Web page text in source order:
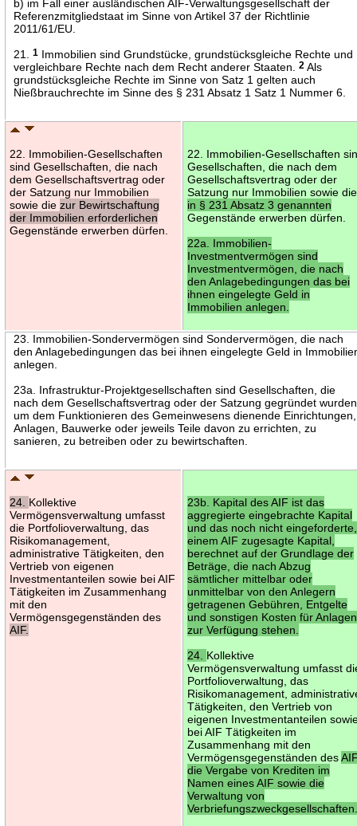
b) im Fall einer ausländischen AIF-Verwaltungsgesellschaft der
Referenzmitgliedstaat im Sinne von Artikel 37 der Richtlinie
2011/61/EU.
21.1 Immobilien sind Grundstücke, grundstücksgleiche Rechte und
vergleichbare Rechte nach dem Recht anderer Staaten.2 Als
grundstücksgleiche Rechte im Sinne von Satz 1 gelten auch
Nießbrauchrechte im Sinne des § 231 Absatz 1 Satz 1 Nummer 6.
22. Immobilien-Gesellschaften
sind Gesellschaften, die nach
dem Gesellschaftsvertrag oder
der Satzung nur Immobilien
sowie diezur Bewirtschaftung
der Immobilien erforderlichen
Gegenstände erwerben dürfen.
22. Immobilien-Gesellschaften
Gesellschaften, die nach dem
Gesellschaftsvertrag oder der
Satzung nur Immobilien sowie die
in § 231 Absatz 3 genannten
Gegenstände erwerben dürfen.
22a. Immobilien-
Investmentvermögen sind
Investmentvermögen, die nach
den Anlagebedingungen das bei
ihnen eingelegte Geld in
Immobilien anlegen.
23. Immobilien-Sondervermögen sind Sondervermögen, die nach
den Anlagebedingungen das bei ihnen eingelegte Geld in
anlegen.
23a. Infrastruktur-Projektgesellschaften sind Gesellschaften, die
nach dem Gesellschaftsvertrag oder der Satzung gegründet
um dem Funktionieren des Gemeinwesens dienende Einrichtungen,
Anlagen, Bauwerke oder jeweils Teile davon zu errichten, zu
sanieren, zu betreiben oder zu bewirtschaften.
24. Kollektive
Vermögensverwaltung umfasst
die Portfolioverwaltung, das
Risikomanagement,
administrative Tätigkeiten, den
Vertrieb von eigenen
Investmentanteilen sowie bei AIF
Tätigkeiten im Zusammenhang
mit den
Vermögensgegenständen des
AIF.
23b. Kapital des AIF ist das
aggregierte eingebrachte Kapital
und das noch nicht eingeforderte,
einem AIF zugesagte Kapital,
berechnet auf der Grundlage der
Beträge, die nach Abzug
sämtlicher mittelbar oder
unmittelbar von den Anlegern
getragenen Gebühren, Entgelte
und sonstigen Kosten für Anlagen
zur Verfügung stehen.
24. Kollektive
Vermögensverwaltung umfasst
Portfolioverwaltung, das
Risikomanagement,
Tätigkeiten, den Vertrieb von
eigenen Investmentanteilen
bei AIF Tätigkeiten im
Zusammenhang mit den
Vermögensgegenständen des
die Vergabe von Krediten im
Namen eines AIF sowie die
Verwaltung von